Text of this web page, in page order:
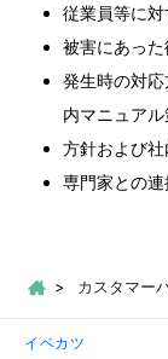
カスタマー
イベカツ